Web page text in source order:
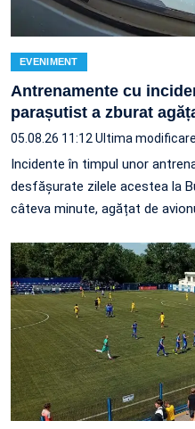
EVENIMENT
Antrenamente cu
parașutist a zburat
05.08.26 11:12 Ultima
Incidente în timpul unor
desfășurate zilele acestea la
câteva minute, agățat de